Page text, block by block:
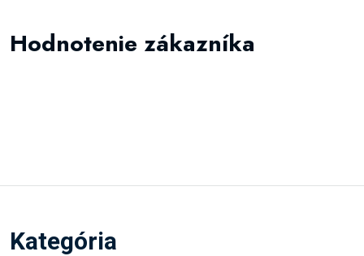
Hodnotenie zákazníka
Kategória